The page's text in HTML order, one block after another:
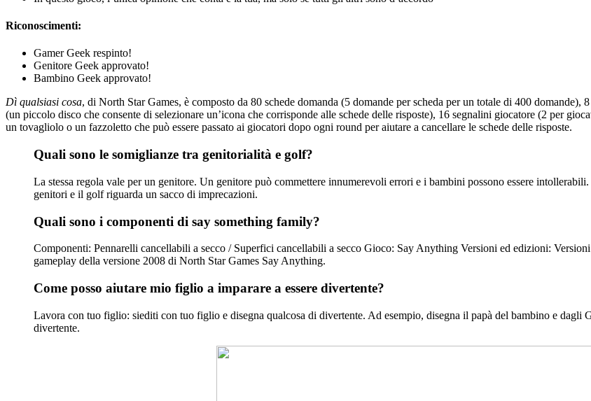
Riconoscimenti:
Gamer Geek respinto!
Genitore Geek approvato!
Bambino Geek approvato!
Dì qualsiasi cosa, di North Star Games, è composto da 80 schede domanda (5 domande per scheda per un totale di 400
(un piccolo disco che consente di selezionare un’icona che corrisponde alle schede delle risposte), 16 segnalini giocatore (2 per
un tovagliolo o un fazzoletto che può essere passato ai giocatori dopo ogni round per aiutare a cancellare le schede delle risposte.
Quali sono le somiglianze tra genitorialità e golf?
La stessa regola vale per un genitore. Un genitore può commettere innumerevoli errori e i bambini possono essere
genitori e il golf riguarda un sacco di imprecazioni.
Quali sono i componenti di say something family?
Componenti: Pennarelli cancellabili a secco / Superfici cancellabili a secco Gioco: Say Anything Versioni ed edizioni:
gameplay della versione 2008 di North Star Games Say Anything.
Come posso aiutare mio figlio a imparare a essere divertente?
Lavora con tuo figlio: siediti con tuo figlio e disegna qualcosa di divertente. Ad esempio, disegna il papà del bambino e dagli
divertente.